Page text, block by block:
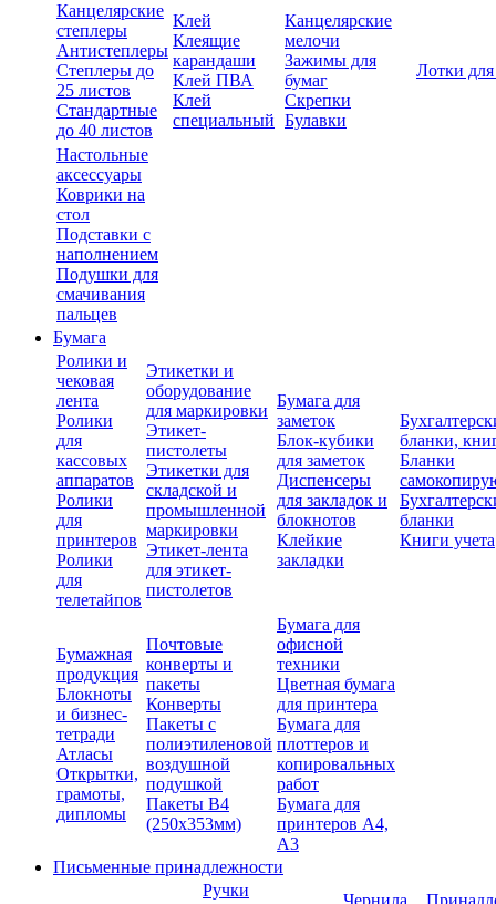
Канцелярские
степлеры
Антистеплеры
Степлеры до
25 листов
Стандартные
до 40 листов
Клей
Клеящие
карандаши
Клей ПВА
Клей
специальный
Канцелярские
мелочи
Зажимы для
бумаг
Скрепки
Булавки
Лотки
Настольные
аксессуары
Коврики на
стол
Подставки с
наполнением
Подушки для
смачивания
пальцев
Бумага
Ролики и
чековая
лента
Ролики
для
кассовых
аппаратов
Ролики
для
принтеров
Ролики
для
телетайпов
Этикетки и
оборудование
для маркировки
Этикет-
пистолеты
Этикетки для
складской и
промышленной
маркировки
Этикет-лента
для этикет-
пистолетов
Бумага для
заметок
Блок-кубики
для заметок
Диспенсеры
для закладок и
блокнотов
Клейкие
закладки
бланки,
Бланки
бланки
Книги учета
Бумажная
продукция
Блокноты
и бизнес-
тетради
Атласы
Открытки,
грамоты,
дипломы
Почтовые
конверты и
пакеты
Конверты
Пакеты с
полиэтиленовой
воздушной
подушкой
Пакеты В4
(250х353мм)
Бумага для
офисной
техники
Цветная бумага
для принтера
Бумага для
плоттеров и
копировальных
работ
Бумага для
принтеров А4,
А3
Письменные принадлежности
Ручки
Чернила,